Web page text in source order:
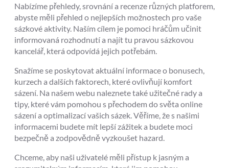
Nabízíme přehledy, srovnání a recenze různých platforem,
abyste měli přehled o nejlepších možnostech pro vaše
sázkové aktivity. Naším cílem je pomoci hráčům učinit
informovaná rozhodnutí a najít tu pravou sázkovou
kancelář, která odpovídá jejich potřebám.
Snažíme se poskytovat aktuální informace o bonusech,
kurzech a dalších faktorech, které ovlivňují komfort
sázení. Na našem webu naleznete také užitečné rady a
tipy, které vám pomohou s přechodem do světa online
sázení a optimalizací vašich sázek. Věříme, že s našimi
informacemi budete mít lepší zážitek a budete moci
bezpečně a zodpovědně vyzkoušet hazard.
Chceme, aby naši uživatelé měli přístup k jasným a